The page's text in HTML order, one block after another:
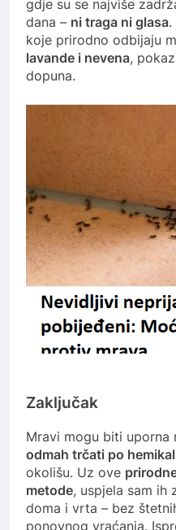
gdje su se najviše
dana – ni traga ni glasa.
koje prirodno odbijaju
lavande i nevena,
dopuna.
Zaključak
Mravi mogu biti uporna
odmah trčati po
okolišu. Uz ove
metode, uspjela sam ih
doma i vrta – bez
ponovnog vraćanja.